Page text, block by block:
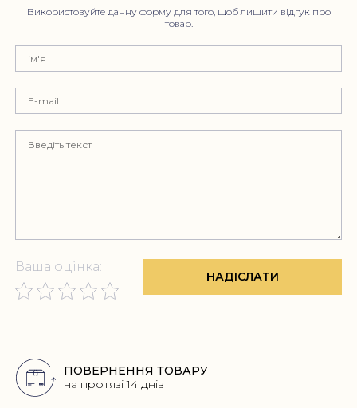
Використовуйте данну форму для того, щоб лишити відгук про
товар.
Ваша оцінка:
НАДІСЛАТИ
ПеревагиПОВЕРНЕННЯ ТОВАРУ
на протязі 14 днів